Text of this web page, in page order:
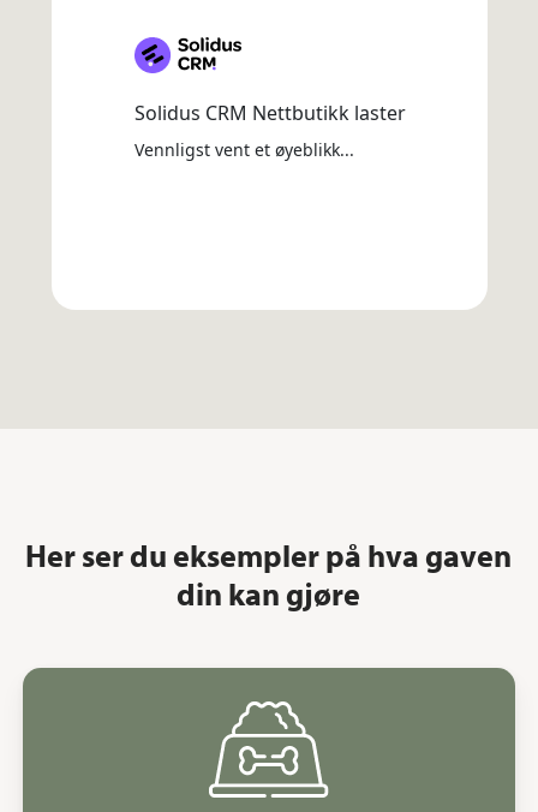
Her ser du eksempler på hva gaven
din kan gjøre